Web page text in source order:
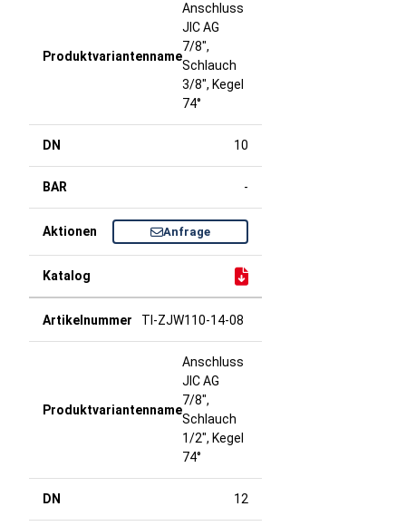
Anschluss
JIC AG
7/8",
Schlauch
3/8", Kegel
74°
10
-
Anfrage
TI-ZJW110-14-08
Anschluss
JIC AG
7/8",
Schlauch
1/2", Kegel
74°
12